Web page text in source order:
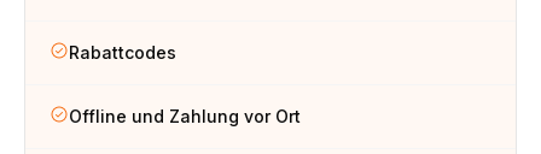
Rabattcodes
Offline und Zahlung vor Ort